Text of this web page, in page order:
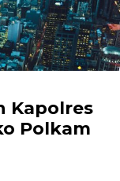
Kapolres
Polkam